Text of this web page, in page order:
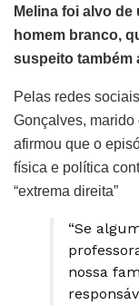
Melina foi alvo
homem branco,
suspeito também
Pelas redes
Gonçalves,
afirmou que o
física e política
“extrema direita”
“Se
nossa